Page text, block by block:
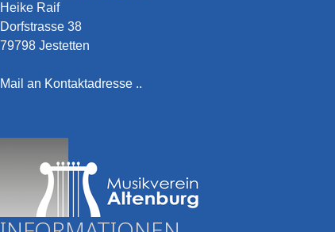
Heike Raif
Dorfstrasse 38
79798 Jestetten
Mail an Kontaktadresse ..